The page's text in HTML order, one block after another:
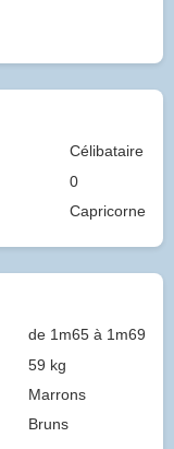
Célibataire
0
Capricorne
de 1m65 à 1m69
59 kg
Marrons
Bruns